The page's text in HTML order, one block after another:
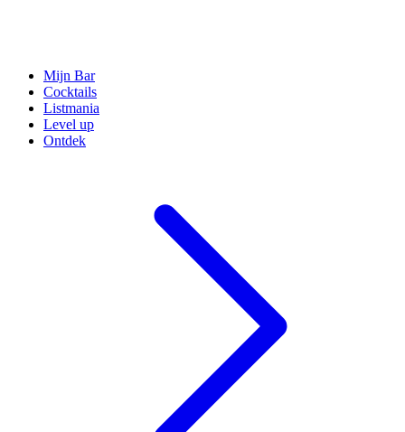
Mijn Bar
Cocktails
Listmania
Level up
Ontdek